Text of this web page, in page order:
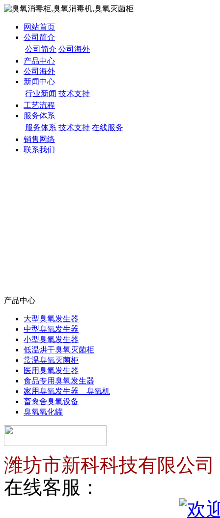
网站首页
公司简介
公司简介 公司海外
产品中心
公司海外
新闻中心
行业新闻 技术支持
工艺流程
服务体系
服务体系 技术支持 在线服务
销售网络
联系我们
产品中心
大型臭氧发生器
中型臭氧发生器
小型臭氧发生器
低温烘干臭氧灭菌柜
常温臭氧灭菌柜
医用臭氧发生器
食品专用臭氧发生器
家用臭氧发生器 臭氧机
畜禽舍臭氧设备
臭氧氧化罐
潍坊市新科科技有限公司
在线客服：